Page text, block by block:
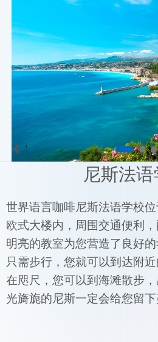
尼斯法
世界语言咖啡尼斯法语学校
欧式大楼内，周围交通便利
明亮的教室为您营造了良好
只需步行，您就可以到达附
在咫尺，您可以到海滩散步
光旖旎的尼斯一定会给您留